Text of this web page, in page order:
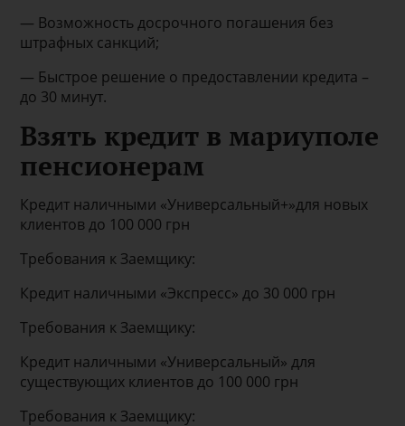
— Возможность досрочного погашения без
штрафных санкций;
— Быстрое решение о предоставлении кредита –
до 30 минут.
Взять кредит в мариуполе
пенсионерам
Кредит наличными «Универсальный+»для новых
клиентов до 100 000 грн
Требования к Заемщику:
Кредит наличными «Экспресс» до 30 000 грн
Требования к Заемщику:
Кредит наличными «Универсальный» для
существующих клиентов до 100 000 грн
Требования к Заемщику: